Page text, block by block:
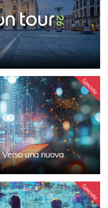
Speciale
una nuova
Speciale